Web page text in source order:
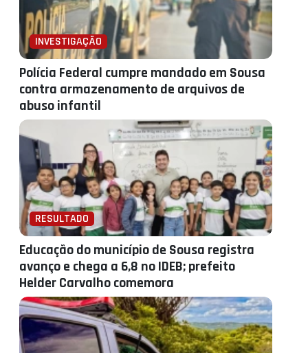
INVESTIGAÇÃO
Polícia Federal cumpre mandado em Sousa
contra armazenamento de arquivos de
abuso infantil
RESULTADO
Educação do município de Sousa registra
avanço e chega a 6,8 no IDEB; prefeito
Helder Carvalho comemora